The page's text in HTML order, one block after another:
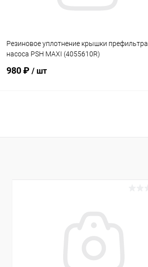
Резиновое уплотнение крышки префильтра
насоса PSH MAXI (4055610R)
980 ₽ / шт
В избранное